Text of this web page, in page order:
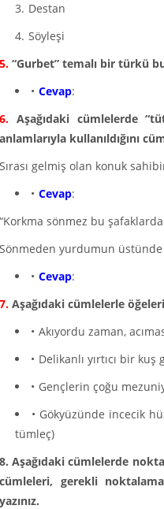
Destan
Söyleşi
5. “Gurbet” temalı bir türkü
Cevap:
6. Aşağıdaki cümlelerde
anlamla­rıyla kullanıldığını
Sırası gelmiş olan konuk
Cevap:
“Korkma sönmez bu
Sönmeden yurdumun üstünde
Cevap:
7. Aşağıdaki cümlelerle
Akıyordu zaman,
Delikanlı yırtıcı bir
Gençlerin çoğu
Gökyüzünde incecik
tümleç)
8. Aşağıdaki cümlelerde
cümleleri, gerekli
yazınız.